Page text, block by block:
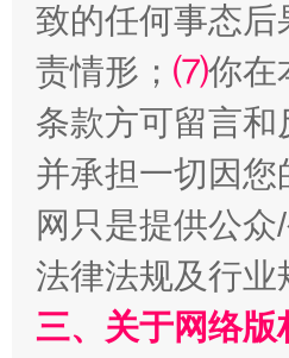
解纷+调解+退费，一次搞
致的任何事态后
责情形； ⑺你在
条款方可留言
并承担一切因
网只是提供公
法律法规及行
三、关于网络版